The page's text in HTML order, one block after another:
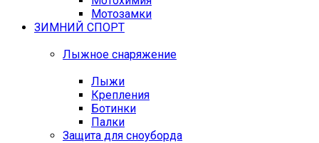
Мотозамки
ЗИМНИЙ СПОРТ
Лыжное снаряжение
Лыжи
Крепления
Ботинки
Палки
Защита для сноуборда